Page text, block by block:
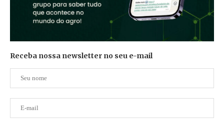
Receba nossa newsletter no seu e-mail